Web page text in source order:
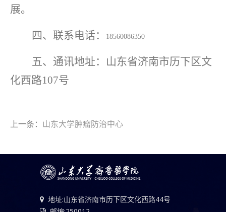
展。
四、联系电话： 18560086350
五、通讯地址：山东省济南市历下区文
化西路107号
上一条： 山东大学肿瘤防治中心
地址:山东省济南市历下区文化西路44号